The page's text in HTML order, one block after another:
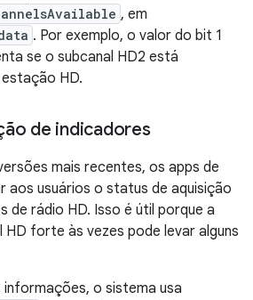
, em
. Por exemplo, o valor do bit 1
se o subcanal HD2 está
HD.
de indicadores
mais recentes, os apps de
aos usuários o status de aquisição
de rádio HD. Isso é útil porque a
HD forte às vezes pode levar alguns
o sistema usa